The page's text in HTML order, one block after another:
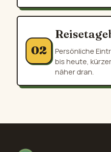
02
Persönliche
bis heute,
näher dran.